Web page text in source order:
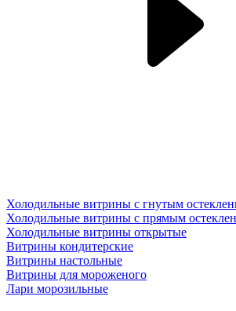
Холодильные витрины с гнутым
Холодильные витрины с прямым
Холодильные витрины открытые
Витрины кондитерские
Витрины настольные
Витрины для мороженого
Лари морозильные